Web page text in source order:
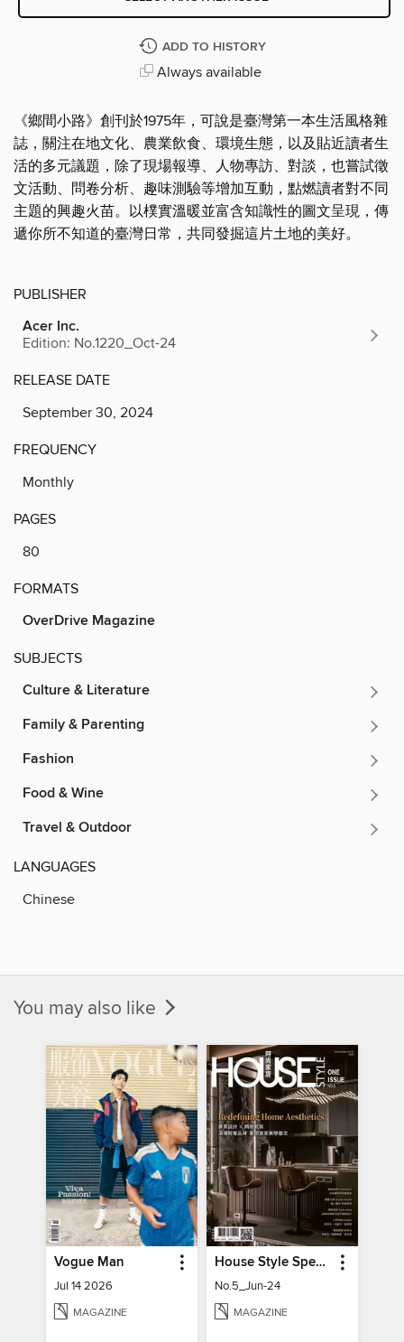
ADD TO HISTORY
Always available
《鄉間小路》創刊於1975年，可說是臺灣第一本生活風格雜
誌，關注在地文化、農業飲食、環境生態，以及貼近讀者生
活的多元議題，除了現場報導、人物專訪、對談，也嘗試徵
文活動、問卷分析、趣味測驗等增加互動，點燃讀者對不同
主題的興趣火苗。以樸實溫暖並富含知識性的圖文呈現，傳
遞你所不知道的臺灣日常，共同發掘這片土地的美好。
PUBLISHER
Acer Inc.
Edition: No.1220_Oct-24
RELEASE DATE
September 30, 2024
FREQUENCY
Monthly
PAGES
80
FORMATS
OverDrive Magazine
SUBJECTS
Culture & Literature
Family & Parenting
Fashion
Food & Wine
Travel & Outdoor
LANGUAGES
Chinese
You may also like
Vogue Man
Jul 14 2026
MAGAZINE
House Style Special Issue 時尚家居特刊
No.5_Jun-24
MAGAZINE